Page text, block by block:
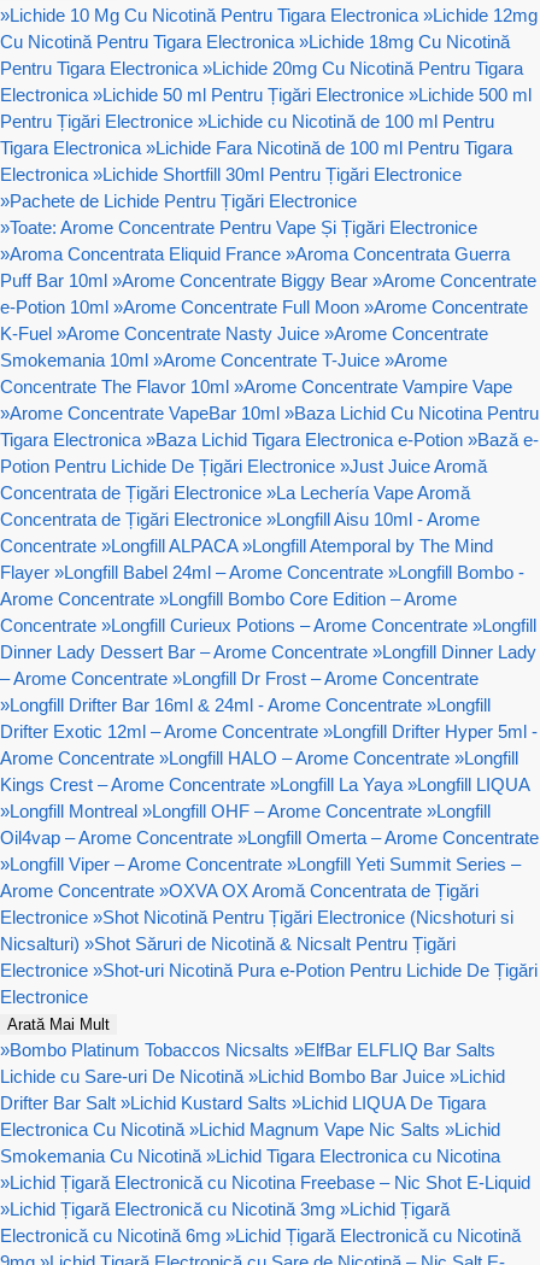
»Lichide 10 Mg Cu Nicotină Pentru Tigara Electronica »Lichide 12mg
Cu Nicotină Pentru Tigara Electronica »Lichide 18mg Cu Nicotină
Pentru Tigara Electronica »Lichide 20mg Cu Nicotină Pentru Tigara
Electronica »Lichide 50 ml Pentru Țigări Electronice »Lichide 500 ml
Pentru Țigări Electronice »Lichide cu Nicotină de 100 ml Pentru
Tigara Electronica »Lichide Fara Nicotină de 100 ml Pentru Tigara
Electronica »Lichide Shortfill 30ml Pentru Țigări Electronice
»Pachete de Lichide Pentru Țigări Electronice
»Toate: Arome Concentrate Pentru Vape Și Țigări Electronice
»Aroma Concentrata Eliquid France »Aroma Concentrata Guerra
Puff Bar 10ml »Arome Concentrate Biggy Bear »Arome Concentrate
e-Potion 10ml »Arome Concentrate Full Moon »Arome Concentrate
K-Fuel »Arome Concentrate Nasty Juice »Arome Concentrate
Smokemania 10ml »Arome Concentrate T-Juice »Arome
Concentrate The Flavor 10ml »Arome Concentrate Vampire Vape
»Arome Concentrate VapeBar 10ml »Baza Lichid Cu Nicotina Pentru
Tigara Electronica »Baza Lichid Tigara Electronica e-Potion »Bază e-
Potion Pentru Lichide De Țigări Electronice »Just Juice Aromă
Concentrata de Țigări Electronice »La Lechería Vape Aromă
Concentrata de Țigări Electronice »Longfill Aisu 10ml - Arome
Concentrate »Longfill ALPACA »Longfill Atemporal by The Mind
Flayer »Longfill Babel 24ml – Arome Concentrate »Longfill Bombo -
Arome Concentrate »Longfill Bombo Core Edition – Arome
Concentrate »Longfill Curieux Potions – Arome Concentrate »Longfill
Dinner Lady Dessert Bar – Arome Concentrate »Longfill Dinner Lady
– Arome Concentrate »Longfill Dr Frost – Arome Concentrate
»Longfill Drifter Bar 16ml & 24ml - Arome Concentrate »Longfill
Drifter Exotic 12ml – Arome Concentrate »Longfill Drifter Hyper 5ml -
Arome Concentrate »Longfill HALO – Arome Concentrate »Longfill
Kings Crest – Arome Concentrate »Longfill La Yaya »Longfill LIQUA
»Longfill Montreal »Longfill OHF – Arome Concentrate »Longfill
Oil4vap – Arome Concentrate »Longfill Omerta – Arome Concentrate
»Longfill Viper – Arome Concentrate »Longfill Yeti Summit Series –
Arome Concentrate »OXVA OX Aromă Concentrata de Țigări
Electronice »Shot Nicotină Pentru Țigări Electronice (Nicshoturi si
Nicsalturi) »Shot Săruri de Nicotină & Nicsalt Pentru Țigări
Electronice »Shot-uri Nicotină Pura e-Potion Pentru Lichide De Țigări
Electronice
Arată Mai Mult
»Bombo Platinum Tobaccos Nicsalts »ElfBar ELFLIQ Bar Salts
Lichide cu Sare-uri De Nicotină »Lichid Bombo Bar Juice »Lichid
Drifter Bar Salt »Lichid Kustard Salts »Lichid LIQUA De Tigara
Electronica Cu Nicotină »Lichid Magnum Vape Nic Salts »Lichid
Smokemania Cu Nicotină »Lichid Tigara Electronica cu Nicotina
»Lichid Țigară Electronică cu Nicotina Freebase – Nic Shot E-Liquid
»Lichid Țigară Electronică cu Nicotină 3mg »Lichid Țigară
Electronică cu Nicotină 6mg »Lichid Țigară Electronică cu Nicotină